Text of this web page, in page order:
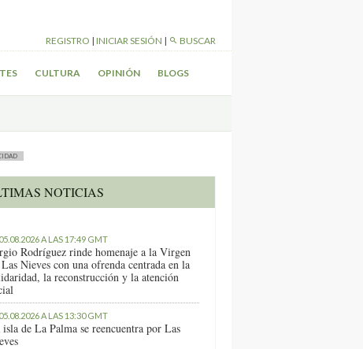
REGISTRO | INICIAR SESIÓN | BUSCAR
CULTURA OPINIÓN BLOGS
NOTICIAS
05.08.2026 A LAS 17:49 GMT
Rodríguez rinde homenaje a la Virgen
Nieves con una ofrenda centrada en la
la reconstrucción y la atención
05.08.2026 A LAS 13:30 GMT
de La Palma se reencuentra por Las